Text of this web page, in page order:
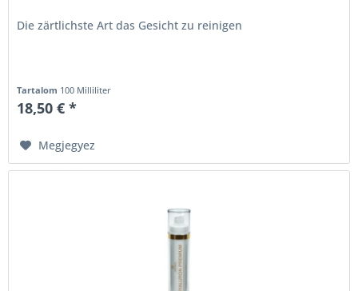
Die zärtlichste Art das Gesicht zu reinigen
Tartalom 100 Milliliter
18,50 € *
Megjegyez